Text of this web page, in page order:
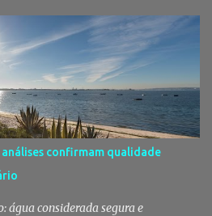
de cozer. Há 150 anos que esta
do Livramento, um espaço que
que um mercado: é um dos maiores
Mercado celebrou 150 anos
pela revista norte-
melhores mercados de peixe do
o Mercado do Livramento vale
distinção internacional. O Mercado do
de Julho, os 150 anos de existência
na qual a Câmara Municipal
confirmam qualidade
água considerada segura e